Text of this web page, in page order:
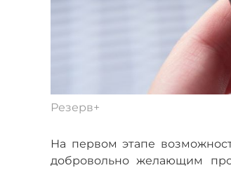
Резерв+
На первом этапе
добровольно желающим